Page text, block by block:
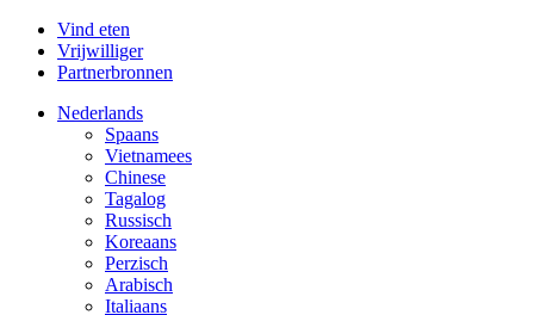
Vind eten
Vrijwilliger
Partnerbronnen
Nederlands
Spaans
Vietnamees
Chinese
Tagalog
Russisch
Koreaans
Perzisch
Arabisch
Italiaans